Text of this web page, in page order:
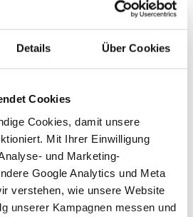
Details Über Cookies
Cookies
Cookies, damit unsere
Mit Ihrer Einwilligung
und Marketing-
Google Analytics und Meta
verstehen, wie unsere Website
unserer Kampagnen messen und
Wochen-Übersicht
5 Onlinekurs –
Mann:
(Kräftigung)